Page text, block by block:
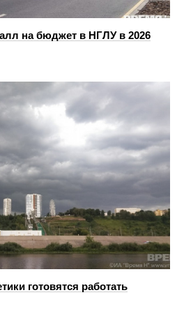
на бюджет в НГЛУ в 2026
готовятся работать